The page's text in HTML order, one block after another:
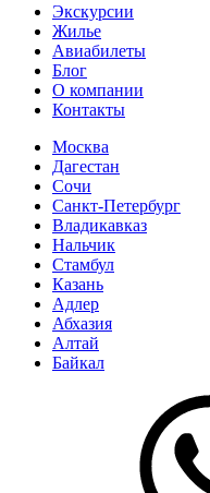
Экскурсии
Жилье
Авиабилеты
Блог
О компании
Контакты
Москва
Дагестан
Сочи
Санкт-Петербург
Владикавказ
Нальчик
Стамбул
Казань
Адлер
Абхазия
Алтай
Байкал